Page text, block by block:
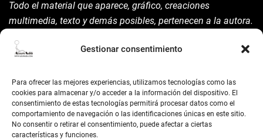
Gestionar consentimiento
Para ofrecer las mejores experiencias, utilizamos tecnologías como las
cookies para almacenar y/o acceder a la información del dispositivo. El
consentimiento de estas tecnologías permitirá procesar datos como el
comportamiento de navegación o las identificaciones únicas en este sitio.
No consentir o retirar el consentimiento, puede afectar a ciertas
características y funciones.
Todo el material que aparece, gráfico, creaciones
multimedia, texto y demás posibles, pertenecen a la autora.
la mism para ello.
©AsunAdá ​Gracias.